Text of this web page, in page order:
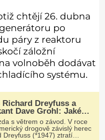
chtějí 26. dubna
po
páry z reaktoru
záložní
volnoběh dodávat
systému.
Richard Dreyfuss a
Dave Grohl: Jaké
zážitky?
s větrem o závod. V roce
drogově závislý herec
Dreyfuss (*1947) ztratí